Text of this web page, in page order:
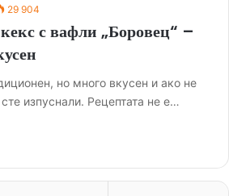
29 904
с вафли „Боровец“ –
но много вкусен и ако не
изпуснали. Рецептата не е…